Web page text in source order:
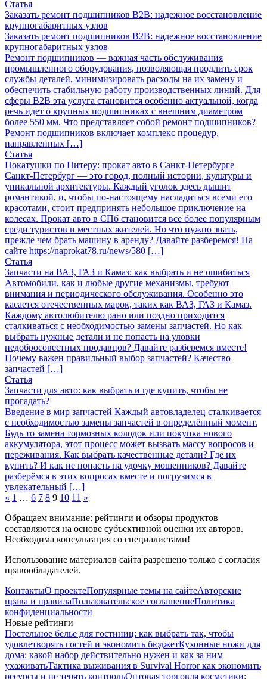
Статья
Заказать ремонт подшипников B2B: надежное восстановление
крупногабаритных узлов
Заказать ремонт подшипников B2B: надежное восстановление
крупногабаритных узлов
Ремонт подшипников — важная часть обслуживания
промышленного оборудования, позволяющая продлить срок
службы деталей, минимизировать расходы на их замену и
обеспечить стабильную работу производственных линий. Для
сферы B2B эта услуга становится особенно актуальной, когда
речь идет о крупных подшипниках с внешним диаметром
более 550 мм. Что представляет собой ремонт подшипников?
Ремонт подшипников включает комплекс процедур,
направленных […]
Статья
Покатушки по Питеру: прокат авто в Санкт-Петербурге
Санкт-Петербург — это город, полный истории, культуры и
уникальной архитектуры. Каждый уголок здесь дышит
романтикой, и, чтобы по-настоящему насладиться всеми его
красотами, стоит предпринять небольшое приключение на
колесах. Прокат авто в СПб становится все более популярным
среди туристов и местных жителей. Но что нужно знать,
прежде чем брать машину в аренду? Давайте разберемся! На
сайте https://naprokat78.ru/news/580 […]
Статья
Запчасти на ВАЗ, ГАЗ и Камаз: как выбрать и не ошибиться
Автомобили, как и любые другие механизмы, требуют
внимания и периодического обслуживания. Особенно это
касается отечественных марок, таких как ВАЗ, ГАЗ и Камаз.
Каждому автолюбителю рано или поздно приходится
сталкиваться с необходимостью замены запчастей. Но как
выбрать нужные детали и не попасть на уловки
недобросовестных продавцов? Давайте разберемся вместе!
Почему важен правильный выбор запчастей? Качество
запчастей […]
Статья
Запчасти для авто: как выбрать и где купить, чтобы не
прогадать?
Введение в мир запчастей Каждый автовладелец сталкивается
с необходимостью замены запчастей в определённый момент.
Будь то замена тормозных колодок или покупка нового
аккумулятора, этот процесс может вызвать массу вопросов и
переживания. Как выбрать качественные детали? Где их
купить? И как не попасть на удочку мошенников? Давайте
разберёмся в этих вопросах вместе и погрузимся в
увлекательный […]
« 1 … 6 7 8 9 10 11 »
Обращаем внимание: рейтинги и обзоры продуктов
составляются на основе субъективной оценки их авторов.
Необходима консультация со специалистами!
Использование материалов сайта разрешено только с согласия
правообладателей.
КонтактыО проектеПопулярные темы на сайтеАвторские
права и правилаПользовательское соглашениеПолитика
конфиденциальности
Новые рейтинги
Постельное белье для гостиниц: как выбрать так, чтобы
удовлетворять гостей и экономить бюджетКухонные ножи для
дома: какой набор действительно нужен и как за ним
ухаживатьТактика выживания в Survival Horror как экономить
ресурсы и не терять контрольОптовая торговля косметики: